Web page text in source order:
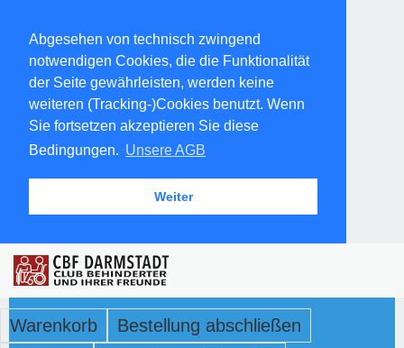
Abgesehen von technisch zwingend
notwendigen Cookies, die die Funktionalität
der Seite gewährleisten, werden keine
weiteren (Tracking-)Cookies benutzt. Wenn
Sie fortsetzen akzeptieren Sie diese
Bedingungen. Unsere AGB
Weiter
Warenkorb
Bestellung abschließen